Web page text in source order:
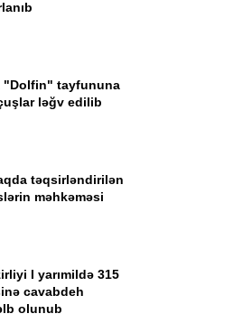
4 Avqust 18:47
"Dolfin" tayfununa
ləğv edilib
təqsirləndirilən
məhkəməsi
I yarımildə 315
cavabdeh
olunub